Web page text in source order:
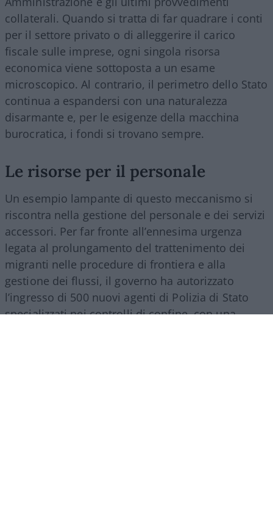
collaterali. Quando si tratta di far quadrare i conti
per il settore privato o di alleggerire il carico
fiscale sulle imprese, ogni singola risorsa
economica viene sottoposta a un esame
microscopico. Al contrario, il perimetro dello Stato
continua a espandersi con una naturalezza
disarmante e, per le esigenze della macchina
burocratica, i fondi si trovano sempre.
Le risorse per il personale
Un esempio lampante di questo meccanismo si
riscontra nella gestione del personale e dei servizi
accessori. Per far fronte all’ennesima urgenza
legata al prolungamento del trattenimento dei
migranti nelle procedure di frontiera e alla
gestione dei flussi, il governo ha autorizzato
l’ingresso di 500 nuovi agenti di Polizia di Stato
specializzati nei controlli di confine, con una